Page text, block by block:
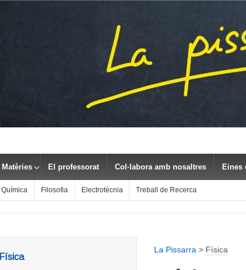
Matèries El professorat Col·labora amb nosaltres Eines
Química Filosofia Electrotècnia Treball de Recerca
La Pissarra> Física
Física